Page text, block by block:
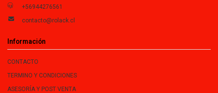
+56944276561
contacto@rolack.cl
Información
CONTACTO
TERMINO Y CONDICIONES
ASESORÍA Y POST VENTA